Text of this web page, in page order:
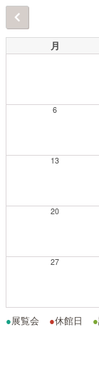
月
6
13
20
27
●展覧会 ●休館日 ●